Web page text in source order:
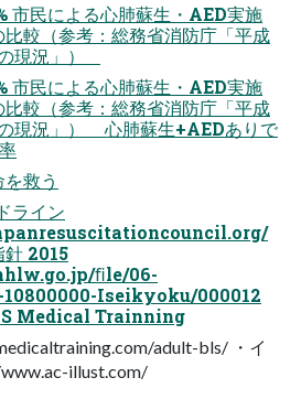
市民による心肺蘇生・AED実施
較（参考：総務省消防庁「平成
現況」）
市民による心肺蘇生・AED実施
較（参考：総務省消防庁「平成
現況」） 心肺蘇生+AEDありで
救う
ライン
針 2015
ﬁle/06-
Iseikyoku/000012
Medical Trainning
adult-bls/ ・イ
illust.com/